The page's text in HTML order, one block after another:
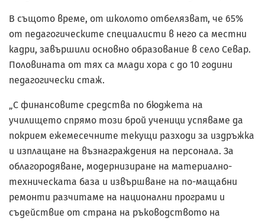
В същото време, от школото отбелязват, че 65%
от педагогическите специалисти в него са местни
кадри, завършили основно образование в село Севар.
Половината от тях са млади хора с до 10 години
педагогически стаж.
„С финансовите средства по бюджета на
училището спрямо този брой ученици успяваме да
покрием ежемесечните текущи разходи за издръжка
и изплащане на възнаграждения на персонала. За
облагородяване, модернизиране на материално-
техническата база и извършване на по-мащабни
ремонти разчитаме на национални програми и
съдействие от страна на ръководството на